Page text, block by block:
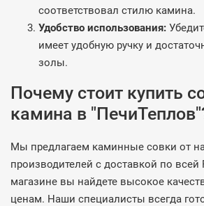
соответствовал стилю камина.
Удобство использования:
имеет удобную ручку и
золы.
Почему стоит купить
камина в
Мы предлагаем каминные совки от
производителей с доставкой по
магазине вы найдете высокое
ценам. Наши специалисты всегда